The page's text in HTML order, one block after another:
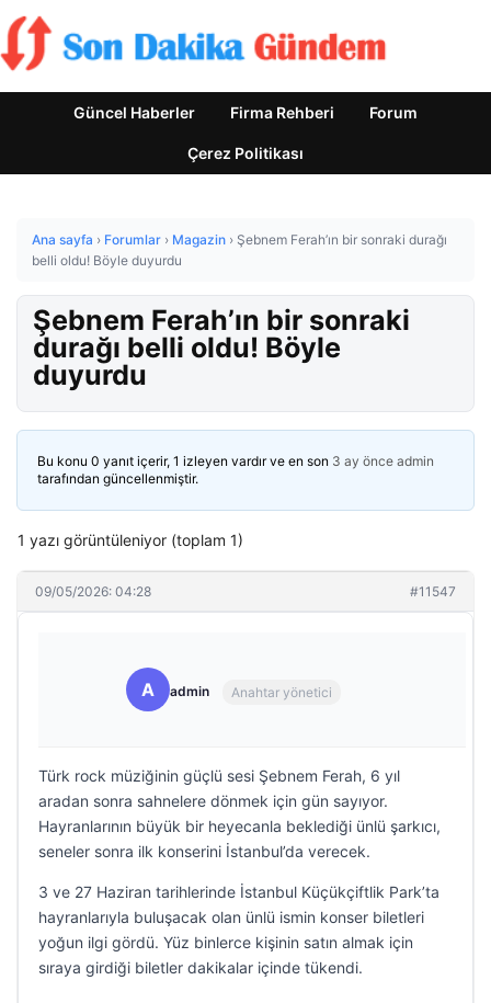
Güncel Haberler Firma Rehberi Forum
Çerez Politikası
Ana sayfa › Forumlar › Magazin › Şebnem Ferah’ın bir sonraki durağı
belli oldu! Böyle duyurdu
Şebnem Ferah’ın bir sonraki
durağı belli oldu! Böyle
duyurdu
Bu konu 0 yanıt içerir, 1 izleyen vardır ve en son 3 ay önce admin
tarafından güncellenmiştir.
1 yazı görüntüleniyor (toplam 1)
09/05/2026: 04:28 #11547
A admin Anahtar yönetici
Türk rock müziğinin güçlü sesi Şebnem Ferah, 6 yıl
aradan sonra sahnelere dönmek için gün sayıyor.
Hayranlarının büyük bir heyecanla beklediği ünlü şarkıcı,
seneler sonra ilk konserini İstanbul’da verecek.
3 ve 27 Haziran tarihlerinde İstanbul Küçükçiftlik Park’ta
hayranlarıyla buluşacak olan ünlü ismin konser biletleri
yoğun ilgi gördü. Yüz binlerce kişinin satın almak için
sıraya girdiği biletler dakikalar içinde tükendi.